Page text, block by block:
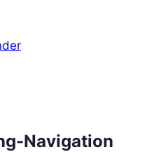
Navigation